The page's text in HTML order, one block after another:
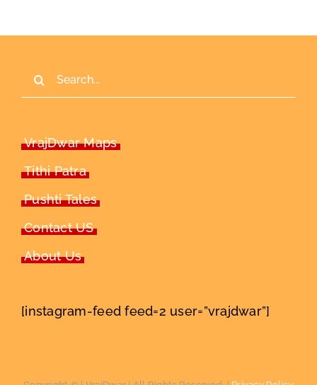
VrajDwar Maps
Tithi Patra
Pushti Tales
Contact US
About Us
[instagram-feed feed=2 user=”vrajdwar”]